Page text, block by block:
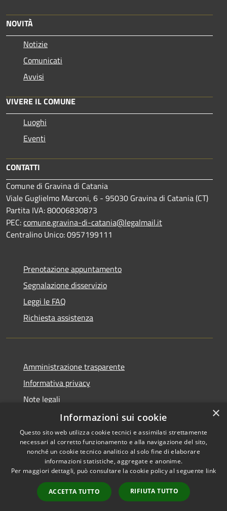
NOVITÀ
Notizie
Comunicati
Avvisi
VIVERE IL COMUNE
Luoghi
Eventi
CONTATTI
Comune di Gravina di Catania
Viale Guglielmo Marconi, 6 - 95030 Gravina di Catania (CT)
Partita IVA: 80006830873
PEC:comune.gravina-di-catania@legalmail.it
Centralino Unico: 0957199111
Prenotazione appuntamento
Segnalazione disservizio
Leggi le FAQ
Richiesta assistenza
Amministrazione trasparente
Informativa privacy
Note legali
Dichiarazione di accessibilità
RSS
Accessibilità
Copyright © 2026 • Comune di
byMunicipium
Accesso
redazione
×
Informazioni sui cookie
Questo sito web utilizza cookie tecnici e assimilati strettamente
necessari al corretto funzionamento e alla navigazione del sito,
nonché un cookie tecnico analitico al solo fine di elaborare
informazioni statistiche, aggregate e anonime.
Per maggiori dettagli, può consultare la cookie policy al seguente link
ACCETTA TUTTO RIFIUTA TUTTO